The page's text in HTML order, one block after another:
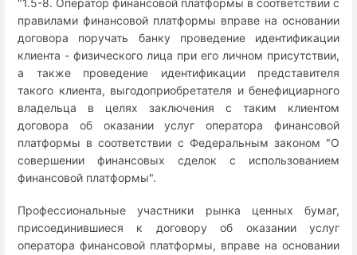
"1.5-8. Оператор финансовой платформы в соответствии с
правилами финансовой платформы вправе на основании
договора поручать банку проведение идентификации
клиента - физического лица при его личном присутствии,
а также проведение идентификации представителя
такого клиента, выгодоприобретателя и бенефициарного
владельца в целях заключения с таким клиентом
договора об оказании услуг оператора финансовой
платформы в соответствии с Федеральным законом "О
совершении финансовых сделок с использованием
финансовой платформы".
Профессиональные участники рынка ценных бумаг,
присоединившиеся к договору об оказании услуг
оператора финансовой платформы, вправе на основании